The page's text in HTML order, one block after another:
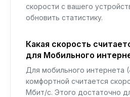
скорости с вашего
обновить статистику.
Какая скорость
для Мобильного
Для мобильного интернета
комфортной считается
Мбит/с. Этого достаточно